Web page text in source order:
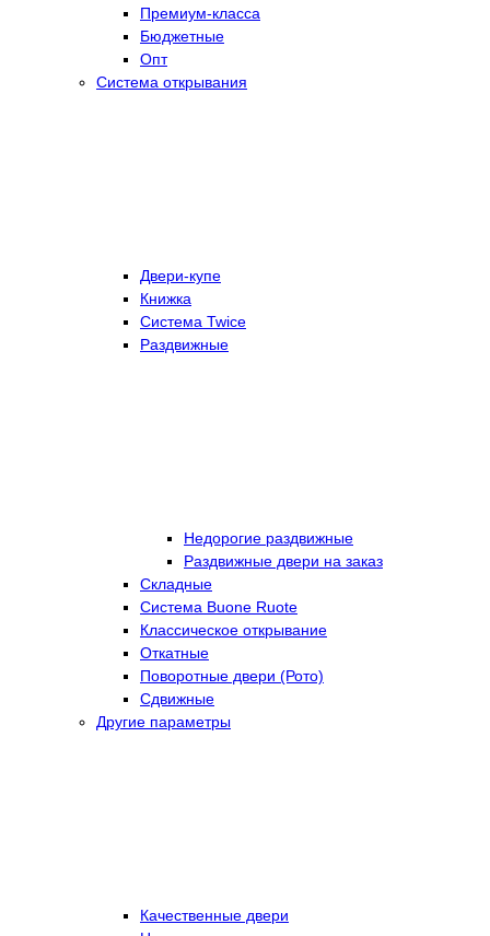
Премиум-класса
Бюджетные
Опт
Система открывания
Двери-купе
Книжка
Система Twice
Раздвижные
Недорогие раздвижные
Раздвижные двери на заказ
Складные
Cистема Buone Ruote
Классическое открывание
Откатные
Поворотные двери (Рото)
Сдвижные
Другие параметры
Качественные двери